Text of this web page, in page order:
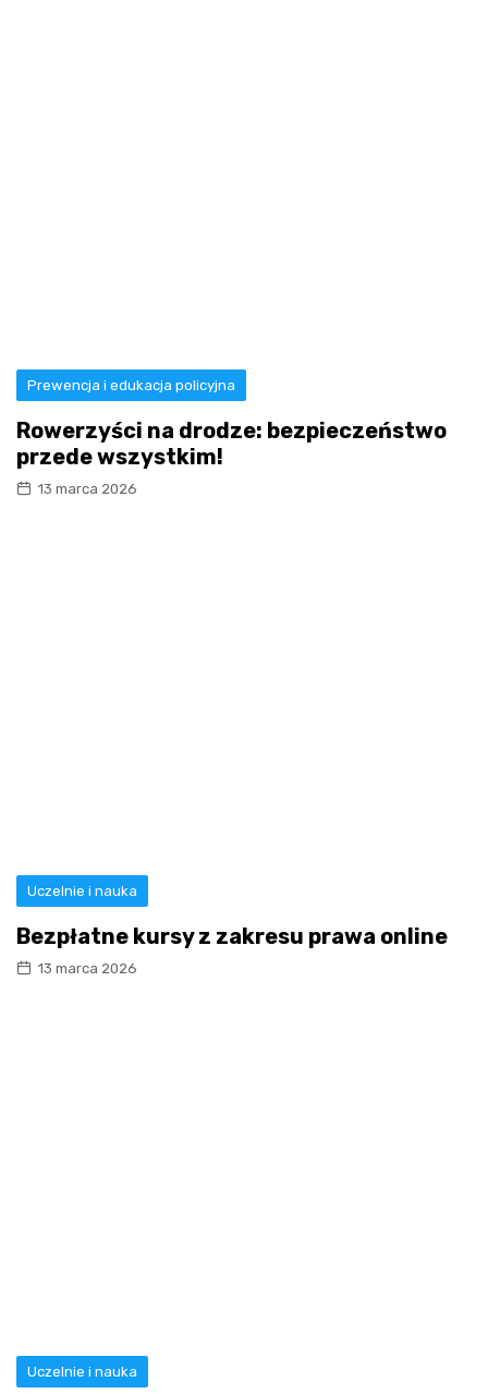
Prewencja i edukacja policyjna
Rowerzyści na drodze: bezpieczeństwo
przede wszystkim!
13 marca 2026
Uczelnie i nauka
Bezpłatne kursy z zakresu prawa online
13 marca 2026
Uczelnie i nauka